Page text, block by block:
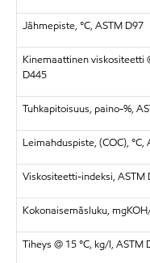
Jähmepiste, °C, ASTM D97
Kinemaattinen viskositeetti
D445
Tuhkapitoisuus, paino-%,
Leimahduspiste, (COC), °C,
Viskositeetti-indeksi, ASTM
Kokonaisemäsluku,
Tiheys @ 15 °C, kg/l, ASTM